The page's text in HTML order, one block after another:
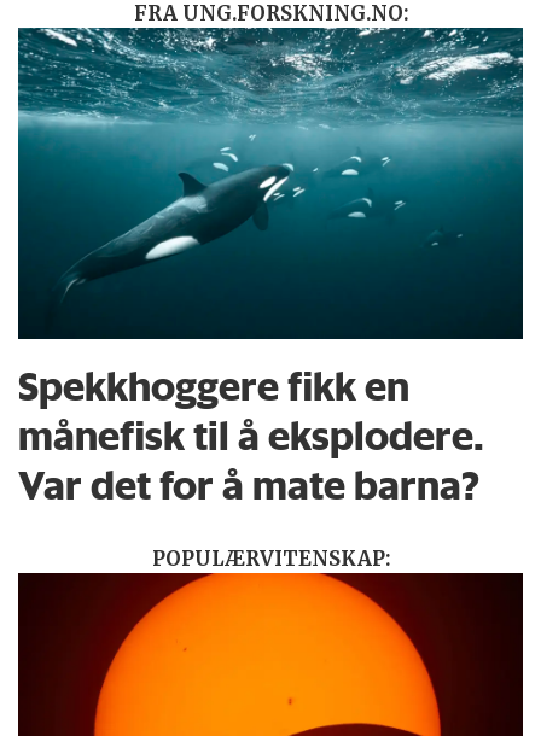
FRA UNG.FORSKNING.NO:
Spekkhoggere fikk en
månefisk til å eksplodere.
Var det for å mate barna?
POPULÆRVITENSKAP: